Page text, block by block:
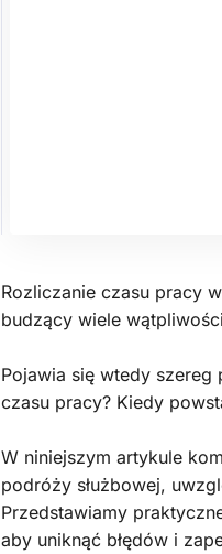
Rozliczanie czasu pracy
budzący wiele
Pojawia się wtedy
czasu pracy? Kiedy
W niniejszym artykule
podróży służbowej,
Przedstawiamy
aby uniknąć błędów i